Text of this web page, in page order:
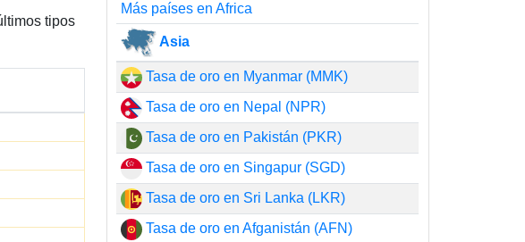
tipos
Más países en Africa
Asia
Tasa de oro en Myanmar (MMK)
Tasa de oro en Nepal (NPR)
Tasa de oro en Pakistán (PKR)
Tasa de oro en Singapur (SGD)
Tasa de oro en Sri Lanka (LKR)
Tasa de oro en Afganistán (AFN)